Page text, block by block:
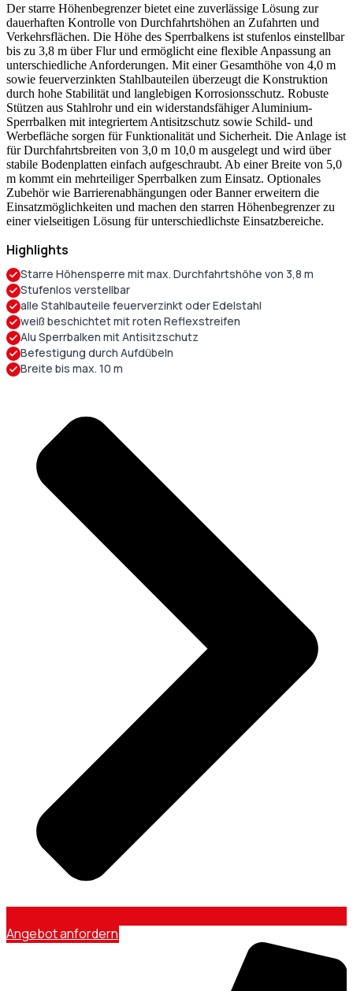
Der starre Höhenbegrenzer bietet eine zuverlässige Lösung zur
dauerhaften Kontrolle von Durchfahrtshöhen an Zufahrten und
Verkehrsflächen. Die Höhe des Sperrbalkens ist stufenlos einstellbar
bis zu 3,8 m über Flur und ermöglicht eine flexible Anpassung an
unterschiedliche Anforderungen. Mit einer Gesamthöhe von 4,0 m
sowie feuerverzinkten Stahlbauteilen überzeugt die Konstruktion
durch hohe Stabilität und langlebigen Korrosionsschutz. Robuste
Stützen aus Stahlrohr und ein widerstandsfähiger Aluminium-
Sperrbalken mit integriertem Antisitzschutz sowie Schild- und
Werbefläche sorgen für Funktionalität und Sicherheit. Die Anlage ist
für Durchfahrtsbreiten von 3,0 m 10,0 m ausgelegt und wird über
stabile Bodenplatten einfach aufgeschraubt. Ab einer Breite von 5,0
m kommt ein mehrteiliger Sperrbalken zum Einsatz. Optionales
Zubehör wie Barrierenabhängungen oder Banner erweitern die
Einsatzmöglichkeiten und machen den starren Höhenbegrenzer zu
einer vielseitigen Lösung für unterschiedlichste Einsatzbereiche.
Highlights
Starre Höhensperre mit max. Durchfahrtshöhe von 3,8 m
Stufenlos verstellbar
alle Stahlbauteile feuerverzinkt oder Edelstahl
weiß beschichtet mit roten Reflexstreifen
Alu Sperrbalken mit Antisitzschutz
Befestigung durch Aufdübeln
Breite bis max. 10 m
Angebot anfordern